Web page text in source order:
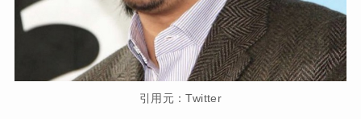
引用元：Twitter